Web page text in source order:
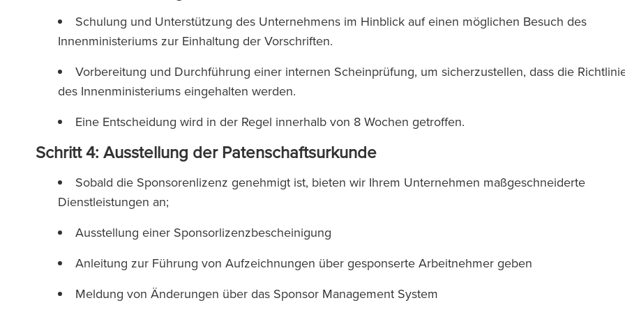
Schulung und Unterstützung des Unternehmens im Hinblick auf einen möglichen Besuch des
Innenministeriums zur Einhaltung der Vorschriften.
Vorbereitung und Durchführung einer internen Scheinprüfung, um sicherzustellen, dass die
des Innenministeriums eingehalten werden.
Eine Entscheidung wird in der Regel innerhalb von 8 Wochen getroffen.
Schritt 4: Ausstellung der Patenschaftsurkunde
Sobald die Sponsorenlizenz genehmigt ist, bieten wir Ihrem Unternehmen maßgeschneiderte
Dienstleistungen an;
Ausstellung einer Sponsorlizenzbescheinigung
Anleitung zur Führung von Aufzeichnungen über gesponserte Arbeitnehmer geben
Meldung von Änderungen über das Sponsor Management System